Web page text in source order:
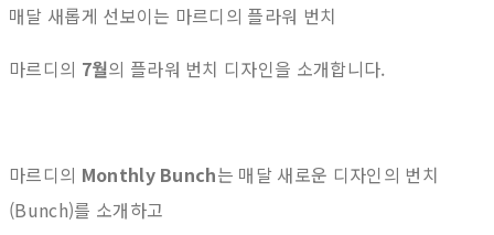
매달 새롭게 선보이는 마르디의 플라워 번치
마르디의 7월의 플라워 번치 디자인을 소개합니다.
마르디의 Monthly Bunch는 매달 새로운 디자인의 번치
(Bunch)를 소개하고